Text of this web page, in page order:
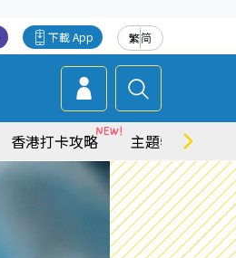
繁简
下載 App
香港打卡攻略 主題特集